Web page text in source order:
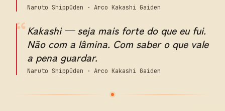
Naruto Shippūden · Arco Kakashi Gaiden
“Kakashi — seja mais forte do que eu fui.
Não com a lâmina. Com saber o que vale
a pena guardar.
Naruto Shippūden · Arco Kakashi Gaiden